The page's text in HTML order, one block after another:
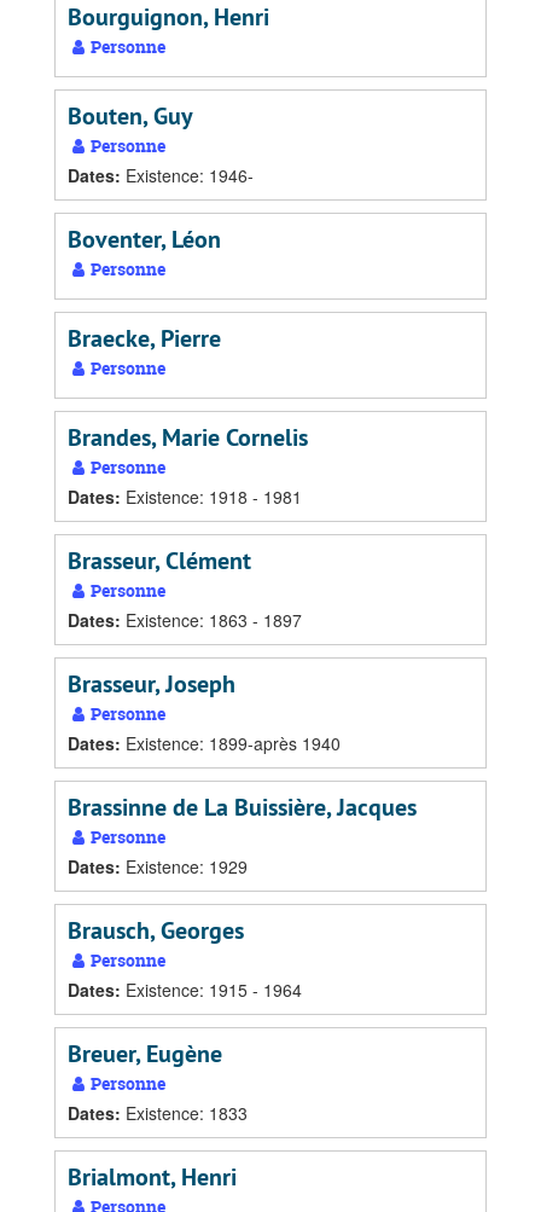
Bourguignon, Henri
Personne
Bouten, Guy
Personne
Dates: Existence: 1946-
Boventer, Léon
Personne
Braecke, Pierre
Personne
Brandes, Marie Cornelis
Personne
Dates: Existence: 1918 - 1981
Brasseur, Clément
Personne
Dates: Existence: 1863 - 1897
Brasseur, Joseph
Personne
Dates: Existence: 1899-après 1940
Brassinne de La Buissière, Jacques
Personne
Dates: Existence: 1929
Brausch, Georges
Personne
Dates: Existence: 1915 - 1964
Breuer, Eugène
Personne
Dates: Existence: 1833
Brialmont, Henri
Personne